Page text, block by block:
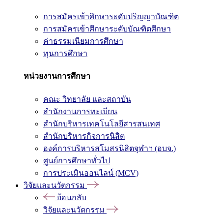
การสมัครเข้าศึกษาระดับปริญญาบัณฑิต
การสมัครเข้าศึกษาระดับบัณฑิตศึกษา
ค่าธรรมเนียมการศึกษา
ทุนการศึกษา
หน่วยงานการศึกษา
คณะ วิทยาลัย และสถาบัน
สำนักงานการทะเบียน
สำนักบริหารเทคโนโลยีสารสนเทศ
สำนักบริหารกิจการนิสิต
องค์การบริหารสโมสรนิสิตจุฬาฯ (อบจ.)
ศูนย์การศึกษาทั่วไป
การประเมินออนไลน์ (MCV)
วิจัยและนวัตกรรม
ย้อนกลับ
วิจัยและนวัตกรรม